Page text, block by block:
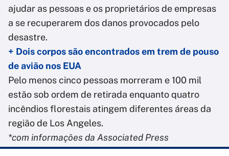
ajudar as pessoas e os proprietários de empresas
a se recuperarem dos danos provocados pelo
desastre.
+ Dois corpos são encontrados em trem de pouso
de avião nos EUA
Pelo menos cinco pessoas morreram e 100 mil
estão sob ordem de retirada enquanto quatro
incêndios florestais atingem diferentes áreas da
região de Los Angeles.
*com informações da Associated Press